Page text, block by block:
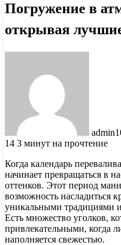
Погружение в
открывая
admin
14 3 минут на прочтение
Когда календарь
начинает превращаться в
оттенков. Этот период
возможность насладиться
уникальными традициями
Есть множество уголков,
привлекательными, когда
наполняется свежестью.